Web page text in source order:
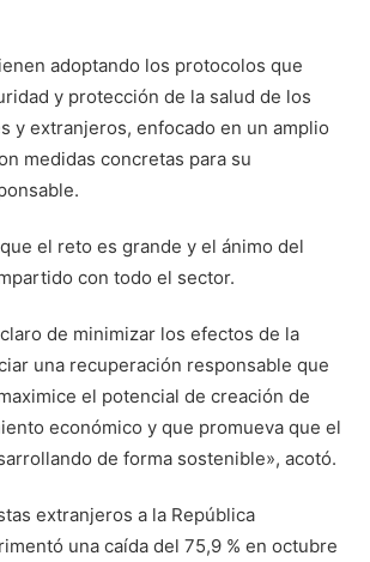
adoptando los protocolos que
y protección de la salud de los
y extranjeros, enfocado en un amplio
medidas concretas para su
el reto es grande y el ánimo del
con todo el sector.
de minimizar los efectos de la
una recuperación responsable que
el potencial de creación de
económico y que promueva que el
de forma sostenible», acotó.
extranjeros a la República
una caída del 75,9 % en octubre